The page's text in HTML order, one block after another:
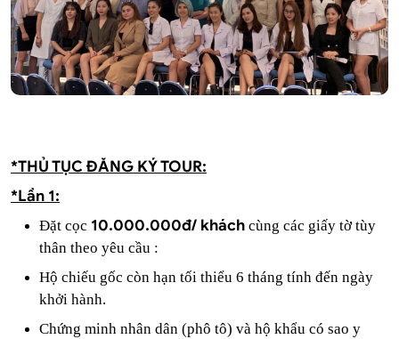
*THỦ TỤC ĐĂNG KÝ TOUR:
*Lần 1:
Đặt cọc 10.000.000đ/ khách cùng các giấy tờ tùy
thân theo yêu cầu :​
Hộ chiếu gốc còn hạn tối thiểu 6 tháng tính đến ngày
khởi hành.
Chứng minh nhân dân (phô tô) và hộ khẩu có sao y